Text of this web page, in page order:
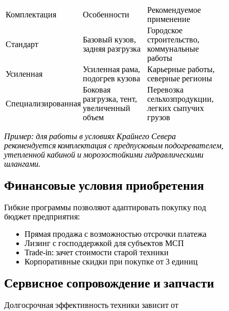
Комплектация Особенности
Рекомендуемое
применение
Стандарт
Базовый кузов,
задняя разгрузка
Городское
строительство,
коммунальные
работы
Усиленная
Усиленная рама,
подогрев кузова
Карьерные работы,
северные регионы
Специализированная
Боковая
разгрузка, тент,
увеличенный
объем
Перевозка
сельхозпродукции,
легких сыпучих
грузов
Пример: для работы в условиях Крайнего Севера
рекомендуется комплектация с предпусковым подогревателем,
утепленной кабиной и морозостойкими гидравлическими
шлангами.
Финансовые условия приобретения
Гибкие программы позволяют адаптировать покупку под
бюджет предприятия:
Прямая продажа с возможностью отсрочки платежа
Лизинг с господдержкой для субъектов МСП
Trade-in: зачет стоимости старой техники
Корпоративные скидки при покупке от 3 единиц
Сервисное сопровождение и запчасти
Долгосрочная эффективность техники зависит от